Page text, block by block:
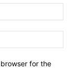
for the